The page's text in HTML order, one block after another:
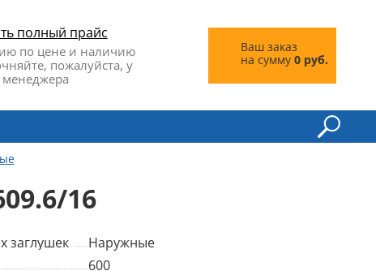
полный прайс
по цене и наличию
пожалуйста, у
менеджера
Ваш заказ
на сумму 0 руб.
16
заглушек
Наружные
600